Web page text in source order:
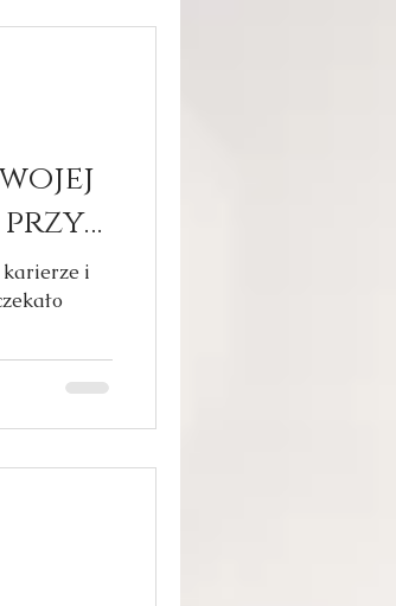
to sobie
który
karierze i